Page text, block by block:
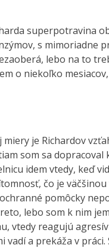
superpotravina
s mimoriadne
lebo na to
o niekoľko
je Richardov
som sa
idem vtedy, keď
čo je
pomôcky
lebo som k nim
vtedy reagujú
vadí a prekáža v